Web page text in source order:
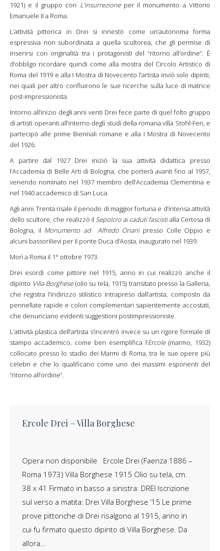
1921) e il gruppo con L’insurrezioneper il monumento a Vittorio
Emanuele II a Roma.
L’attività pittorica in Drei si innestò come un’autonoma forma
espressiva non subordinata a quella scultorea, che gli permise di
inserirsi con originalità tra i protagonisti del “ritorno all’ordine”. È
d’obbligo ricordare quindi come alla mostra del Circolo Artistico di
Roma del 1919 e alla I Mostra di Novecento l’artista inviò solo dipinti,
nei quali per altro confluirono le sue ricerche sulla luce di matrice
post-impressionista.
Intorno all’inizio degli anni venti Drei fece parte di quel folto gruppo
di artisti operanti all’interno degli studi della romana villa Stohl-Fen, e
partecipò alle prime Biennali romane e alla I Mostra di Novecento
del 1926.
A partire dal 1927 Drei iniziò la sua attività didattica presso
l’Accademia di Belle Arti di Bologna, che porterà avanti fino al 1957,
venendo nominato nel 1937 membro dell’Accademia Clementina e
nel 1940 accademico di San Luca.
Agli anni Trenta risale il periodo di maggior fortuna e d’intensa attività
dello scultore, che realizzò il Sepolcro ai caduti fascistialla Certosa di
Bologna, il Monumento ad Alfredo Orianipresso Colle Oppio e
alcuni bassorilievi per il ponte Duca d’Aosta, inaugurato nel 1939.
Morì a Roma il 1° ottobre 1973.
Drei esordì come pittore nel 1915, anno in cui realizzò anche il
dipinto Villa Borghese(olio su tela, 1915) transitato presso la Galleria,
che registra l’indirizzo stilistico intrapreso dall’artista, composto da
pennellate rapide e colori complementari sapientemente accostati,
che denunciano evidenti suggestioni postimpressioniste.
L’attività plastica dell’artista s’incentrò invece su un rigore formale di
stampo accademico, come ben esemplifica l’Ercole(marmo, 1932)
collocato presso lo stadio dei Marmi di Roma, tra le sue opere più
celebri e che lo qualificano come uno dei massimi esponenti del
“ritorno all’ordine”.
Ercole Drei – Villa Borghese
Opera non disponibile Ercole Drei (Faenza 1886 –
Roma 1973) Villa Borghese 1915 Olio su tela, cm.
38 x 41 Firmato in basso a sinistra: DREI Iscrizione
sul verso a matita: Drei Villa Borghese ’15 Le prime
prove pittoriche di Drei risalgono al 1915, anno in
cui fu firmato questo dipinto di Villa Borghese. Da
allora…